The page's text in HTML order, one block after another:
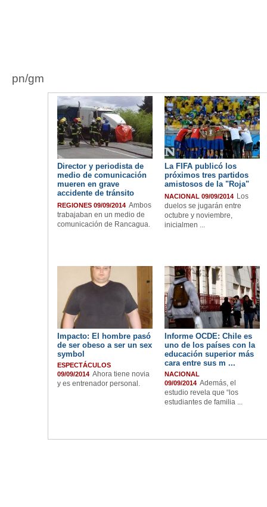
pn/gm
Director y periodista de
medio de comunicación
mueren en grave
accidente de tránsito
REGIONES 09/09/2014 Ambos
trabajaban en un medio de
comunicación de Rancagua.
La FIFA publicó los
próximos tres partidos
amistosos de la "Roja"
NACIONAL 09/09/2014 Los
duelos se jugarán entre
octubre y noviembre,
inicialmen ...
Impacto: El hombre pasó
de ser obeso a ser un sex
symbol
ESPECTÁCULOS
09/09/2014 Ahora tiene novia
y es entrenador personal.
Informe OCDE: Chile es
uno de los países con la
educación superior más
cara entre sus m ...
NACIONAL
09/09/2014 Además, el
estudio revela que “los
estudiantes de familia ...